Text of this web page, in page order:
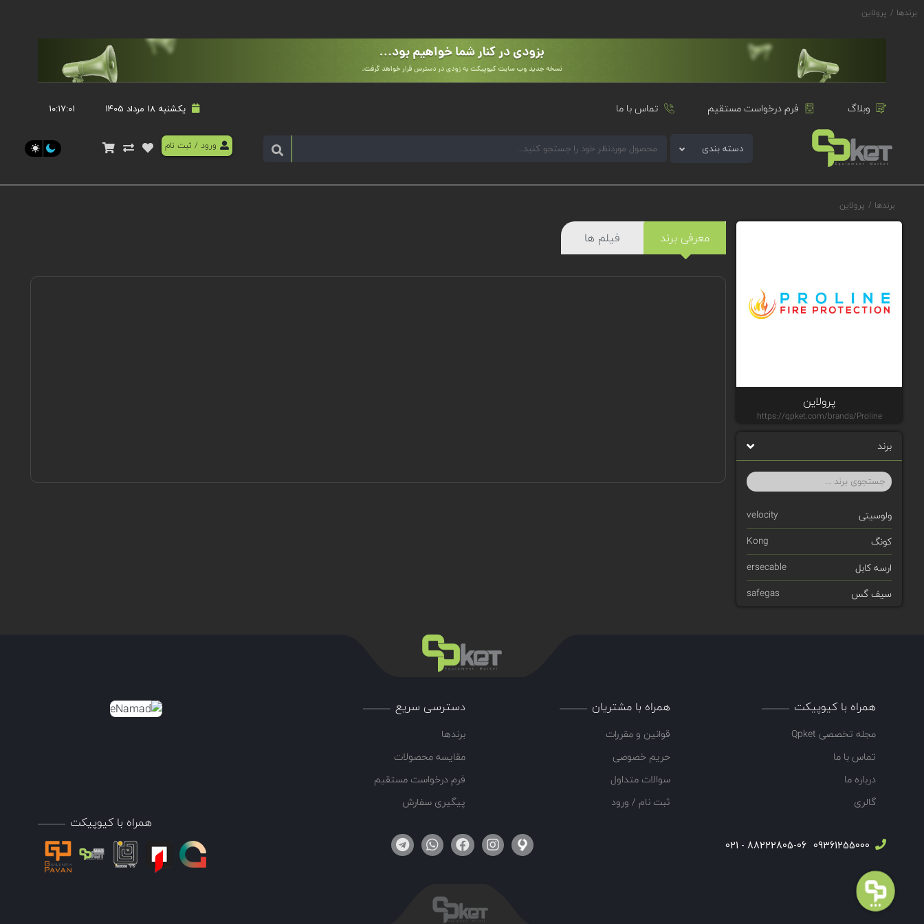
برندها / پرولاین
وبلاگ فرم درخواست مستقیم تماس با ما یکشنبه 18 مرداد 1405 ۱۰:۱۷:۰۱
دسته بندی ورود / ثبت نام
برندها / پرولاین
پرولاین
https://qpket.com/brands/Proline
برند
ولوسیتی
velocity
کونگ
Kong
ارسه کابل
ersecable
سیف گس
safegas
تله تک
کنتک
سی تک
ای اس تی
کلکسون
ویمپکس
معرفی برند فیلم ها
همراه با کیوپیکت
مجله تخصصی Qpket
تماس با ما
درباره ما
گالری
همراه با مشتریان
قوانین و مقررات
حریم خصوصی
سوالات متداول
ثبت نام / ورود
دسترسی سریع
برندها
مقایسه محصولات
فرم درخواست مستقیم
پیگیری سفارش
09361255000
88222805-06 - 021
همراه با کیوپیکت